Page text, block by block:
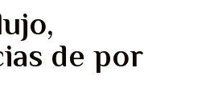
de por